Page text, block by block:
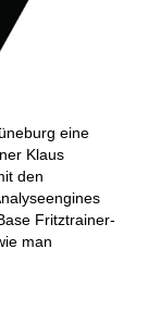
eine
Klaus
den
Fritztrainer-
man